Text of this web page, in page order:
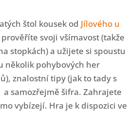
štol kousek od Jílového u
svoji všímavost (takže
stopkách) a užijete si spoustu
několik pohybových her
znalostní tipy (jak to tady s
samozřejmě šifra. Zahrajete
vybízejí. Hra je k dispozici ve